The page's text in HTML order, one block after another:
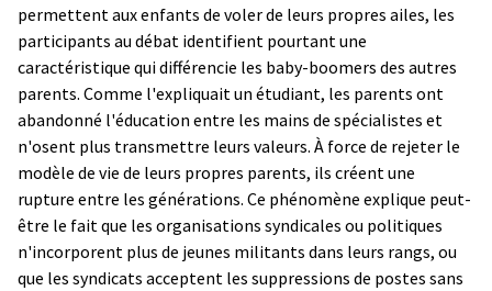
permettent aux enfants de voler de leurs propres ailes, les
participants au débat identifient pourtant une
caractéristique qui différencie les baby-boomers des autres
parents. Comme l'expliquait un étudiant, les parents ont
abandonné l'éducation entre les mains de spécialistes et
n'osent plus transmettre leurs valeurs. À force de rejeter le
modèle de vie de leurs propres parents, ils créent une
rupture entre les générations. Ce phénomène explique peut-
être le fait que les organisations syndicales ou politiques
n'incorporent plus de jeunes militants dans leurs rangs, ou
que les syndicats acceptent les suppressions de postes sans